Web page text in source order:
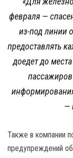
февраля —
из-под линии
предоставлять
доедет до
—
Также в компании
предупреждений